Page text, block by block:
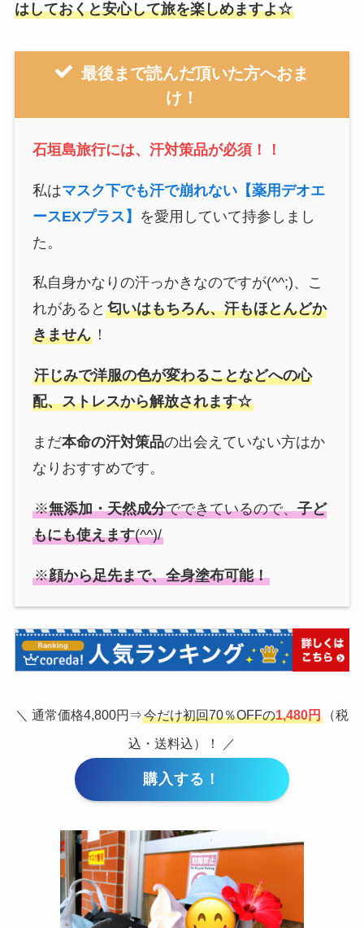
はしておくと安心して旅を楽しめますよ☆
最後まで読んだ頂いた方へおま
け！
石垣島旅行には、汗対策品が必須！！
私はマスク下でも汗で崩れない【薬用デオエ
ースEXプラス】 を愛用していて持参しまし
た。
私自身かなりの汗っかきなのですが(^^;)、こ
れがあると匂いはもちろん、汗もほとんどか
きません ！
汗じみで洋服の色が変わることなどへの心
配、ストレスから解放されます☆
まだ本命の汗対策品の出会えていない方はか
なりおすすめです。
※無添加・天然成分でできているので、子ど
もにも使えます(^^)/
※顔から足先まで、全身塗布可能！
＼ 通常価格4,800円⇒今だけ初回70％OFFの1,480円
（税
込・送料込）！ ／
購入する！